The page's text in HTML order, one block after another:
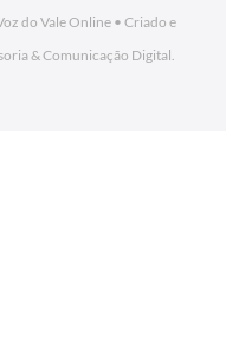
do Vale Online• Criado e
& Comunicação Digital.